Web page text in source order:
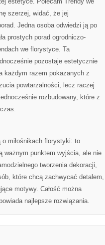
szerzej, widać, że jej
Jedna osoba odwiedzi ją po
prostych porad ogrodniczo-
we florystyce. Ta
pozostaje estetycznie
każdym razem pokazanych z
powtarzalności, lecz raczej
rozbudowany, które z
miłośnikach florystyki: to
ważnym punktem wyjścia, ale nie
tworzenia dekoracji,
które chcą zachwycać detalem,
motywy. Całość można
najlepsze rozwiązania.